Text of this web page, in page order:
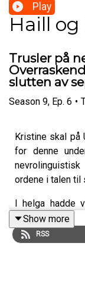
Play
Haill
Trusler på
slutten av
Season 9, Ep. 6 •
Kristine skal på
for denne
ordene i talen til
I helga hadde
høstfjellet,
overraskende
Ja du hørte
Show more
RSS